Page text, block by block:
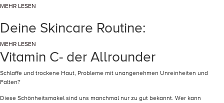
MEHR LESEN
Deine Skincare Routine:
MEHR LESEN
Vitamin C- der Allrounder
Schlaffe und trockene Haut, Probleme mit unangenehmen Unreinheiten und
Falten?
Diese Schönheitsmakel sind uns manchmal nur zu gut bekannt. Wer kann